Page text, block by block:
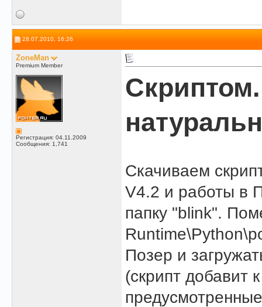
28.07.2010, 16:26
ZoneMan
Premium Member
Регистрация: 04.11.2009
Сообщения: 1,741
Скачиваем
V4.2 и работы в
папку "blink".
Позер и
(скрипт добавит